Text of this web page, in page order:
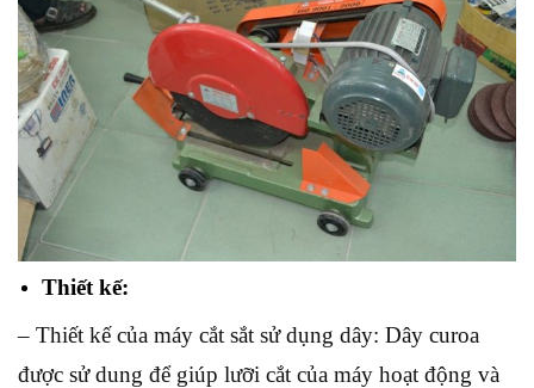
Thiết kế:
– Thiết kế của máy cắt sắt sử dụng dây: Dây curoa
được sử dung để giúp lưỡi cắt của máy hoạt động và